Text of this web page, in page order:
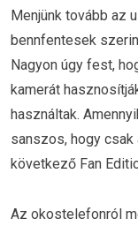
Menjünk tovább az
bennfentesek
Nagyon úgy fest,
kamerát
használtak.
sanszos, hogy
következő Fan
Az okostelefonról